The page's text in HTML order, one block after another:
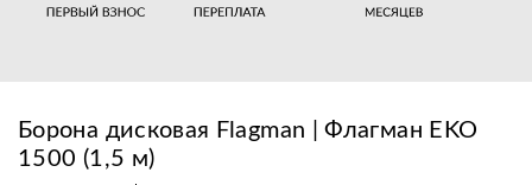
Борона дисковая Flagman | Флагман EKO
1500 (1,5 м)